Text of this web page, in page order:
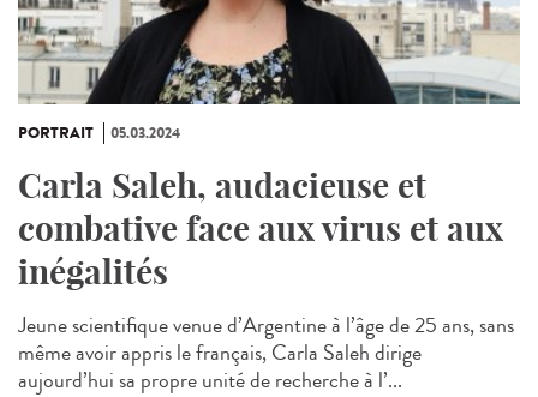
PORTRAIT 05.03.2024
Carla Saleh, audacieuse et
combative face aux virus et aux
inégalités
Jeune scientifique venue d’Argentine à l’âge de 25 ans, sans
même avoir appris le français, Carla Saleh dirige
aujourd’hui sa propre unité de recherche à l’...